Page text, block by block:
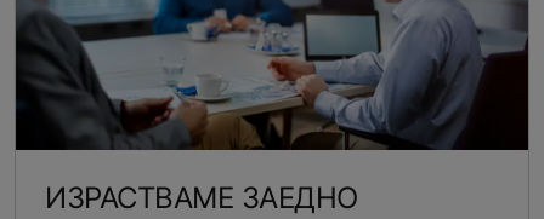
ИЗРАСТВАМЕ ЗАЕДНО